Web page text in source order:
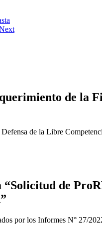
de la
de la Libre
de
por los Informes N° 27/